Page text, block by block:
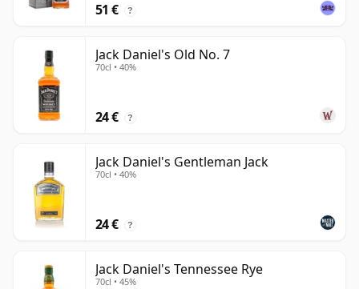
51 € ?
Jack Daniel's Old No. 7
70cl • 40%
24 € ?
Jack Daniel's Gentleman Jack
70cl • 40%
24 € ?
Jack Daniel's Tennessee Rye
70cl • 45%